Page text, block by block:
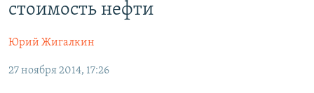
главной
навигации
Вернутся
ЕЩЕ
ИНТЕРАКТИВ
РАДІО СВОБОДА
стоимость нефти
Юрий Жигалкин
27 ноября 2014, 17:26